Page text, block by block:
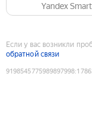
Yandex
Если у вас возникли
обратной связи
9198545775989897998: